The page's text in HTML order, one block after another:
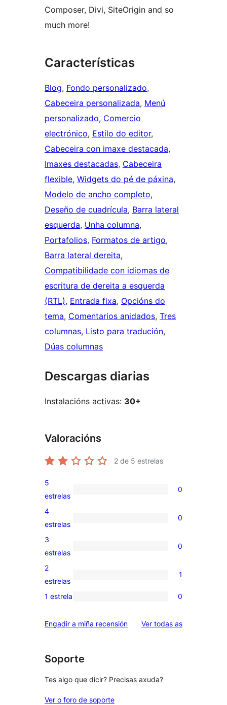
Composer, Divi, SiteOrigin and so
much more!
Características
Blog, Fondo personalizado
Cabeceira personalizada, Menú
personalizado, Comercio
electrónico, Estilo do editor
Cabeceira con imaxe destacada
Imaxes destacadas, Cabeceira
flexible, Widgets do pé de páxina
Modelo de ancho completo
Deseño de cuadrícula, Barra lateral
esquerda, Unha columna
Portafolios, Formatos de artigo
Barra lateral dereita
Compatibilidade con idiomas de
escritura de dereita a esquerda
(RTL), Entrada fixa, Opcións do
tema, Comentarios anidados, Tres
columnas, Listo para tradución
Dúas columnas
Descargas diarias
Instalacións activas: 30+
Valoracións
2 de 5 estrelas
0
valoracións
de
5
estrelas
0
0
valoracións
de
4
estrelas
0
0
valoracións
de
3
estrelas
0
1
valoración
2
2
estrelas
1
0
de
estrelas
1 estrela 0
Engadir a miña recensión Ver todas asvaloracións
Soporte
Tes algo que dicir? Precisas axuda?
Ver o foro de soporte